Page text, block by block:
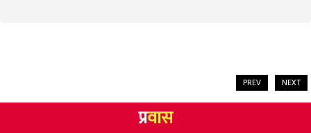
PREV NEXT
प्रवास